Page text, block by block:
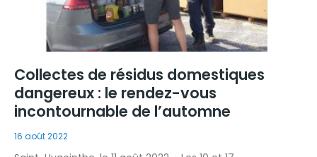
Collectes de résidus domestiques
dangereux : le rendez-vous
incontournable de l’automne
16 août 2022